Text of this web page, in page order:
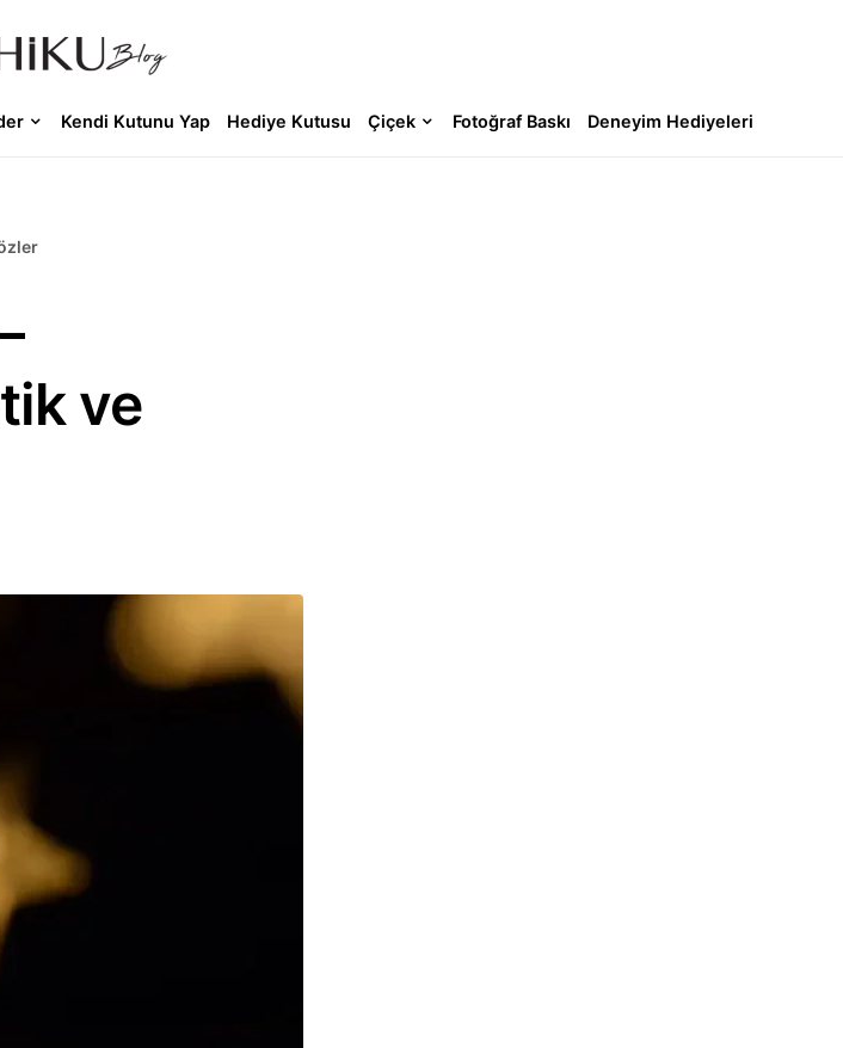
Kendi Kutunu Yap Hediye Kutusu Çiçek Fotoğraf Baskı Deneyim Hediyeleri
ve